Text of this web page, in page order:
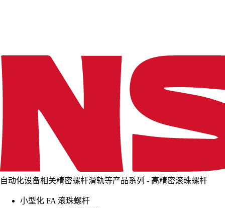
自动化设备相关精密螺杆滑轨等产品系列 - 高精密滚珠螺杆
小型化 FA 滚珠螺杆